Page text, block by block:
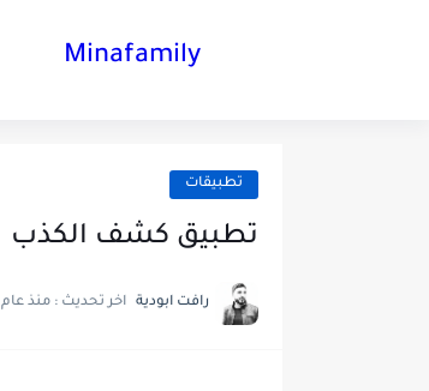
Minafamily
تطبيقات
تطبيق كشف الكذب
رافت ابودية اخر تحديث : منذ عام